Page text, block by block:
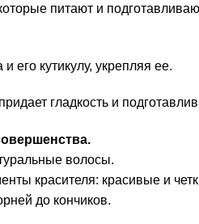
питают и
кутикулу, укрепляя ее.
гладкость и
волосы.
красителя: красивые и
до кончиков.